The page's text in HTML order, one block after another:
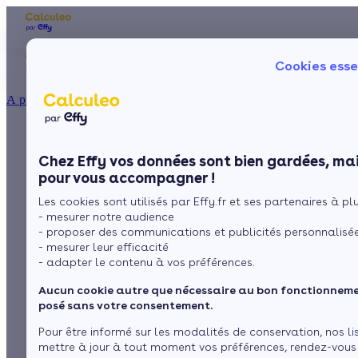
Cookies
Chez Effy vos données sont bien gardées,
pour vous accompagner !
Les cookies sont utilisés par Effy.fr et ses partenaires à
- mesurer notre audience
- proposer des communications et publicités
- mesurer leur efficacité
- adapter le contenu à vos préférences.
Aucun cookie autre que nécessaire au bon
posé sans votre consentement.
Pour être informé sur les modalités de conservation, nos
mettre à jour à tout moment vos préférences, rendez-
À propos
Ma Prime Rénov'
Le chèque énergie
La TVA réduite
L'éco-prêt à taux zéro
Trouver mes aides
Nos conseils
Sol
Fenêtres
Murs par l'intérieur
parL’équipe de rédaction 4 min de lecture
Sommaire
L’isolation thermique pour une habitation économe en
énergie